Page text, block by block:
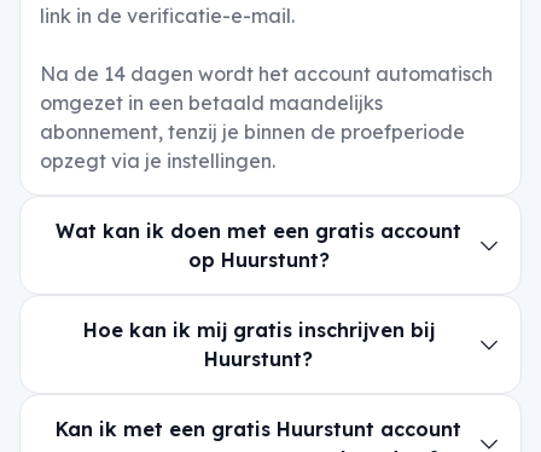
link in de verificatie-e-mail.
Na de 14 dagen wordt het account automatisch
omgezet in een betaald maandelijks
abonnement, tenzij je binnen de proefperiode
opzegt via je instellingen.
Wat kan ik doen met een gratis account
op Huurstunt?
Hoe kan ik mij gratis inschrijven bij
Huurstunt?
Kan ik met een gratis Huurstunt account